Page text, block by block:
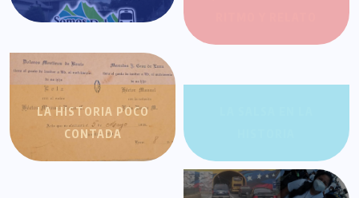
LA HISTORIA POCO
CONTADA